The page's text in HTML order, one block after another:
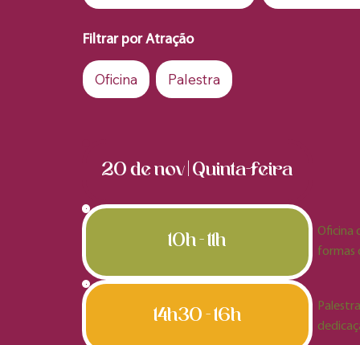
Filtrar por Atração
Oficina Palestra
20 de nov | Quinta-feira
10h - 11h
Oficina
formas
14h30 - 16h